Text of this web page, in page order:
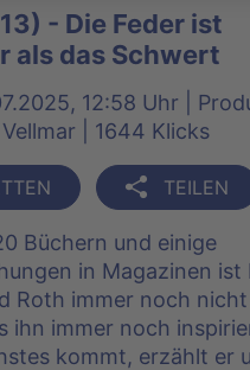
- Die Feder ist
als das Schwert
12:58 Uhr |
| 1644 Klicks
TEILEN
Büchern und einige
in Magazinen ist
Roth immer noch nicht
ihn immer noch
kommt, erzählt er